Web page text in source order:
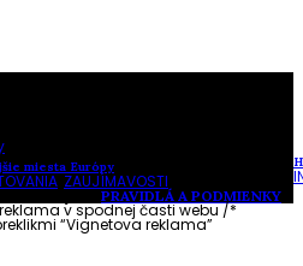
miesta Európy
ZAUJÍMAVOSTI
PRAVIDLÁ A PODMIENKY
v spodnej časti webu/*
“Vignetova reklama”